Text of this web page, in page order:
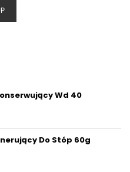
Wd 40
Do Stóp 60g